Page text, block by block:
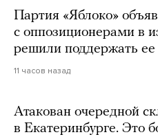
Партия «Яблоко»
с оппозиционерами в
решили поддержать
11 часов назад
Атакован очередной
в Екатеринбурге. Это